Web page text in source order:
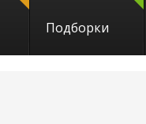
Подборки